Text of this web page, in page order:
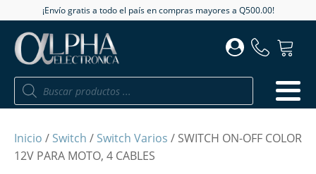
¡Envío gratis a todo el país en compras mayores a Q500.00!
Búsqueda
productos
Inicio / Switch / Switch Varios / SWITCH ON-OFF COLOR
12V PARA MOTO, 4 CABLES